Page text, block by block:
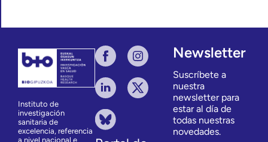
Instituto de
investigación
sanitaria de
excelencia, referencia
a nivel nacional e
Newsletter
Suscríbete a
nuestra
newsletter para
estar al día de
todas nuestras
novedades.